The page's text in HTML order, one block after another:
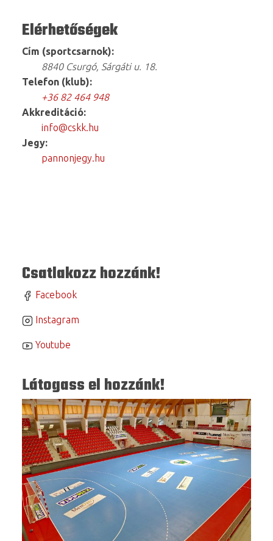
Elérhetőségek
Cím (sportcsarnok):
8840 Csurgó, Sárgáti u. 18.
Telefon (klub):
+36 82 464 948
Akkreditáció:
info@cskk.hu
Jegy:
pannonjegy.hu
Csatlakozz hozzánk!
Facebook
Instagram
Youtube
Látogass el hozzánk!